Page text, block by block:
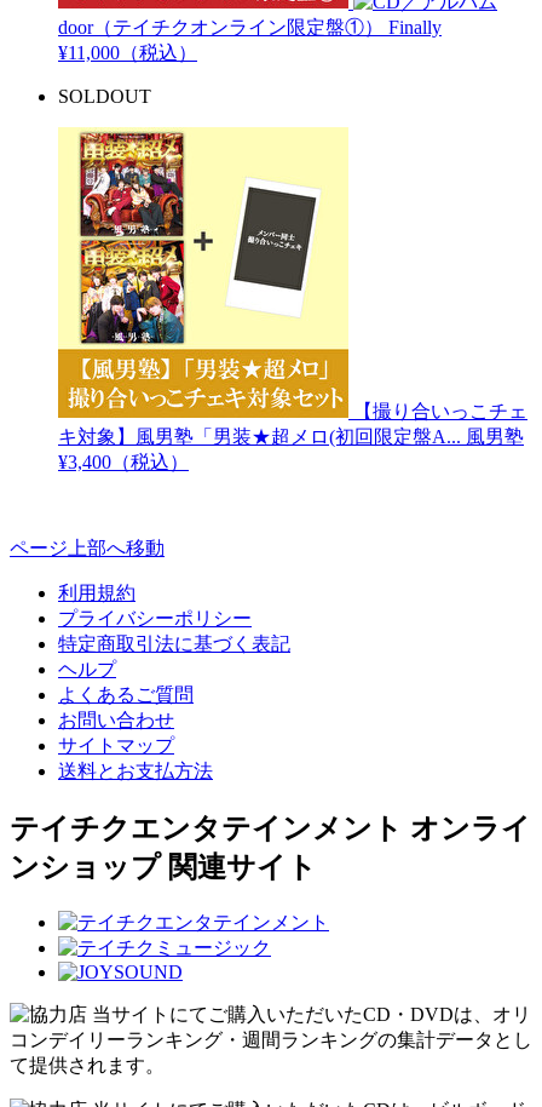
door（テイチクオンライン限定盤①） Finally
¥11,000（税込）
SOLDOUT
【撮り合いっこチェ
キ対象】風男塾「男装★超メロ(初回限定盤A... 風男塾
¥3,400（税込）
ページ上部へ移動
利用規約
プライバシーポリシー
特定商取引法に基づく表記
ヘルプ
よくあるご質問
お問い合わせ
サイトマップ
送料とお支払方法
テイチクエンタテインメント オンライ
ンショップ 関連サイト
当サイトにてご購入いただいたCD・DVDは、オリ
コンデイリーランキング・週間ランキングの集計データとし
て提供されます。